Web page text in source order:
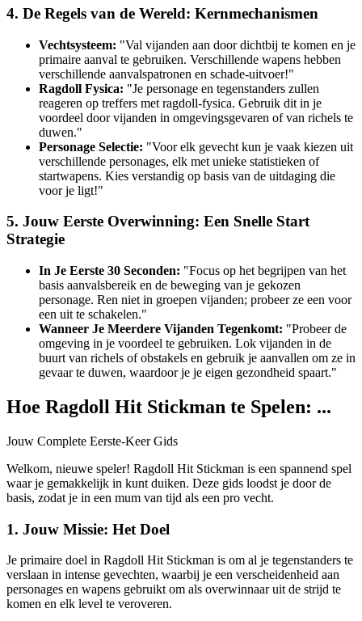
4. De Regels van de Wereld: Kernmechanismen
Vechtsysteem: "Val vijanden aan door dichtbij te komen en je
primaire aanval te gebruiken. Verschillende wapens hebben
verschillende aanvalspatronen en schade-uitvoer!"
Ragdoll Fysica: "Je personage en tegenstanders zullen
reageren op treffers met ragdoll-fysica. Gebruik dit in je
voordeel door vijanden in omgevingsgevaren of van richels te
duwen."
Personage Selectie: "Voor elk gevecht kun je vaak kiezen uit
verschillende personages, elk met unieke statistieken of
startwapens. Kies verstandig op basis van de uitdaging die
voor je ligt!"
5. Jouw Eerste Overwinning: Een Snelle Start
Strategie
In Je Eerste 30 Seconden: "Focus op het begrijpen van het
basis aanvalsbereik en de beweging van je gekozen
personage. Ren niet in groepen vijanden; probeer ze een voor
een uit te schakelen."
Wanneer Je Meerdere Vijanden Tegenkomt: "Probeer de
omgeving in je voordeel te gebruiken. Lok vijanden in de
buurt van richels of obstakels en gebruik je aanvallen om ze in
gevaar te duwen, waardoor je je eigen gezondheid spaart."
Hoe Ragdoll Hit Stickman te Spelen: ...
Jouw Complete Eerste-Keer Gids
Welkom, nieuwe speler! Ragdoll Hit Stickman is een spannend spel
waar je gemakkelijk in kunt duiken. Deze gids loodst je door de
basis, zodat je in een mum van tijd als een pro vecht.
1. Jouw Missie: Het Doel
Je primaire doel in Ragdoll Hit Stickman is om al je tegenstanders te
verslaan in intense gevechten, waarbij je een verscheidenheid aan
personages en wapens gebruikt om als overwinnaar uit de strijd te
komen en elk level te veroveren.